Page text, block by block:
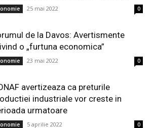
25 mai 2022 0
de la Davos: Avertismente
o „furtuna economica”
23 mai 2022 0
avertizeaza ca preturile
industriale vor creste in
urmatoare
5 aprilie 2022 0